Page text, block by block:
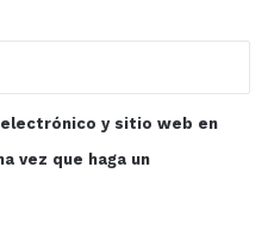
y sitio web en
vez que haga un